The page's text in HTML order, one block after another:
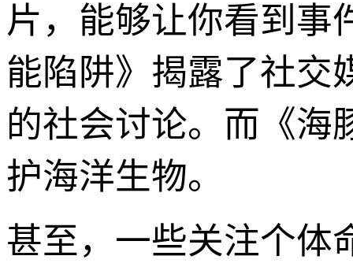
片，能够让你看到事
能陷阱》揭露了社交
的社会讨论。而《海
护海洋生物。
甚至，一些关注个体